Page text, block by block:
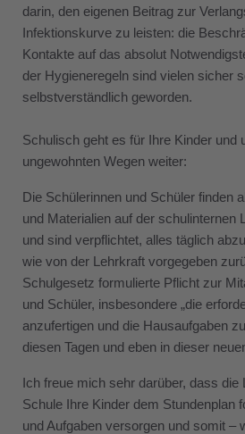
darin, den eigenen Beitrag zur
Infektionskurve zu leisten: die
Kontakte auf das absolut
der Hygieneregeln sind vielen sicher
selbstverständlich geworden.
Schulisch geht es für Ihre Kinder und
ungewohnten Wegen weiter:
Die Schülerinnen und Schüler finden
und Materialien auf der schulinternen
und sind verpflichtet, alles täglich
wie von der Lehrkraft vorgegeben
Schulgesetz formulierte Pflicht zur
und Schüler, insbesondere „die
anzufertigen und die Hausaufgaben
diesen Tagen und eben in dieser
Ich freue mich sehr darüber, dass die
Schule Ihre Kinder dem Stundenplan
und Aufgaben versorgen und somit –